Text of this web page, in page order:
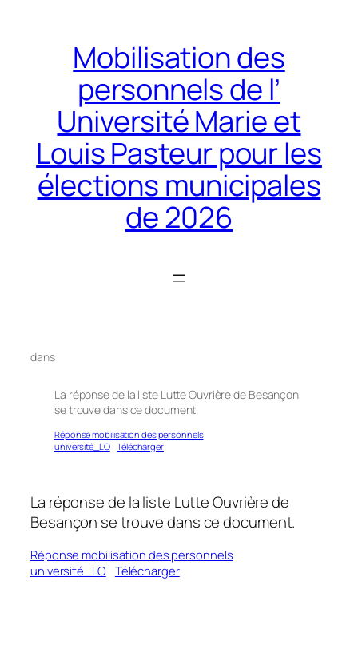
Mobilisation des
personnels de l’
Université Marie et
Louis Pasteur pour les
élections municipales
de 2026
dans
La réponse de la liste Lutte Ouvrière de Besançon
se trouve dans ce document.
Réponse mobilisation des personnels
université_LO Télécharger
La réponse de la liste Lutte Ouvrière de
Besançon se trouve dans ce document.
Réponse mobilisation des personnels
université_LO Télécharger